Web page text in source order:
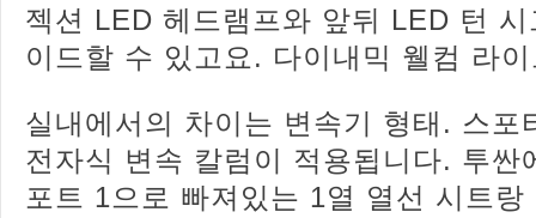
젝션 LED 헤드램프와 앞뒤 LED 턴
이드할 수 있고요. 다이내믹 웰컴 라
실내에서의 차이는 변속기 형태. 스포
전자식 변속 칼럼이 적용됩니다. 투싼
포트 1으로 빠져있는 1열 열선 시트